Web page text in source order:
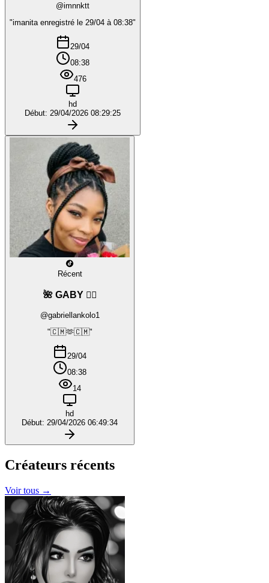
@imnnktt
"imanita enregistré le 29/04 à 08:38"
29/04
08:38
476
hd
Début: 29/04/2026 08:29:25
Récent
🌺 GABY ❤️‍🔥
@gabriellankolo1
"🇨🇲🫶🇨🇲"
29/04
08:38
14
hd
Début: 29/04/2026 06:49:34
Créateurs récents
Voir tous →